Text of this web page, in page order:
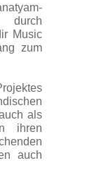
durch
Music
zum
als
ihren
auch